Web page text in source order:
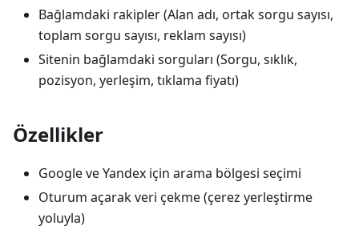
Bağlamdaki rakipler (Alan adı, ortak sorgu sayısı,
toplam sorgu sayısı, reklam sayısı)
Sitenin bağlamdaki sorguları (Sorgu, sıklık,
pozisyon, yerleşim, tıklama fiyatı)
Özellikler
Google ve Yandex için arama bölgesi seçimi
Oturum açarak veri çekme (çerez yerleştirme
yoluyla)